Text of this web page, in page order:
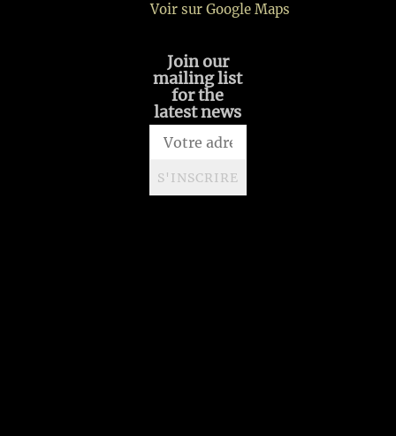
Voir sur Google Maps
Join our
mailing list
for the
latest news
S'INSCRIRE